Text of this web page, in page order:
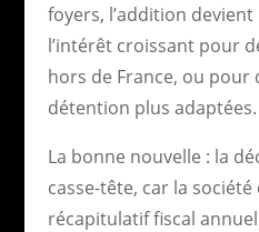
foyers, l’addition
l’intérêt croissant pour
hors de France, ou pour
détention plus adaptées.
La bonne nouvelle : la
casse-tête, car la
récapitulatif fiscal